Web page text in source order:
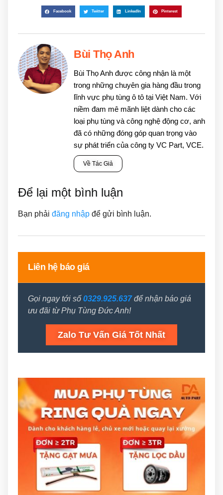
Facebook Twitter LinkedIn Pinterest
Bùi Thọ Anh
Bùi Thọ Anh được công nhận là một
trong những chuyên gia hàng đầu trong
lĩnh vực phụ tùng ô tô tại Việt Nam. Với
niềm đam mê mãnh liệt dành cho các
loại phụ tùng và công nghệ động cơ, anh
đã có những đóng góp quan trọng vào
sự phát triển của công ty VC Part, VCE.
Về Tác Giả
Để lại một bình luận
Bạn phải đăng nhập để gửi bình luận.
Liên hệ báo giá
Gọi ngay tới số 0329.925.637để nhận báo giá
ưu đãi từ Phụ Tùng Đức Anh!
Zalo Tư Vấn Giá Tốt Nhất